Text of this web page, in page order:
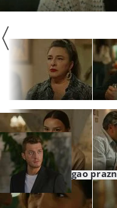
POD ISTIM
Pod istim
stigao